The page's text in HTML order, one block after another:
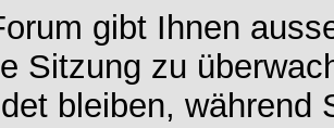
gibt Ihnen
Sitzung zu
bleiben, während